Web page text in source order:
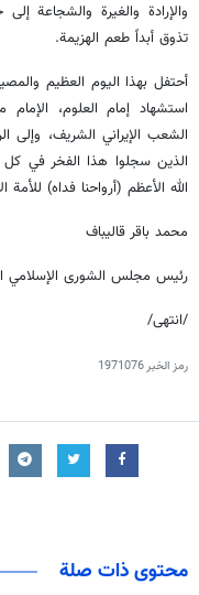
والإرادة والغيرة والشجاعة
تذوق أبداً طعم الهزيمة.
أحتفل بهذا اليوم العظيم
استشهاد إمام العلوم، الإمام
الشعب الإيراني الشريف، وإلى
الذين سجلوا هذا الفخر في
الله الأعظم (أرواحنا فداه) للأمة
محمد باقر قاليباف
رئيس مجلس الشورى الإسلامي
/انتهى/
رمز الخبر1971076
محتوى ذات صلة